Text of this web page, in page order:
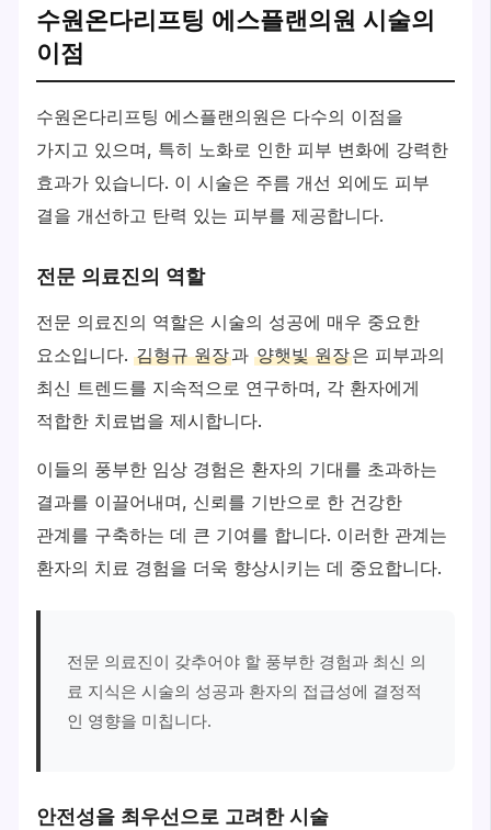
수원온다리프팅 에스플랜의원 시술의
이점
수원온다리프팅 에스플랜의원은 다수의 이점을
가지고 있으며, 특히 노화로 인한 피부 변화에 강력한
효과가 있습니다. 이 시술은 주름 개선 외에도 피부
결을 개선하고 탄력 있는 피부를 제공합니다.
전문 의료진의 역할
전문 의료진의 역할은 시술의 성공에 매우 중요한
요소입니다.김형규 원장과양햇빛 원장은 피부과의
최신 트렌드를 지속적으로 연구하며, 각 환자에게
적합한 치료법을 제시합니다.
이들의 풍부한 임상 경험은 환자의 기대를 초과하는
결과를 이끌어내며, 신뢰를 기반으로 한 건강한
관계를 구축하는 데 큰 기여를 합니다. 이러한 관계는
환자의 치료 경험을 더욱 향상시키는 데 중요합니다.
전문 의료진이 갖추어야 할 풍부한 경험과 최신 의
료 지식은 시술의 성공과 환자의 접급성에 결정적
인 영향을 미칩니다.
안전성을 최우선으로 고려한 시술